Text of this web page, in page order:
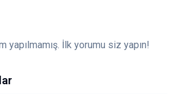
yapılmamış. İlk yorumu siz yapın!